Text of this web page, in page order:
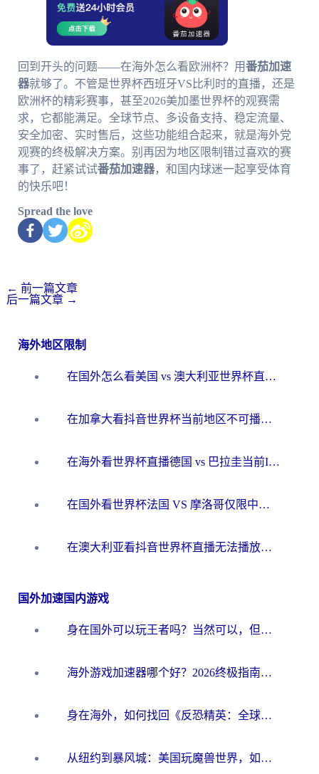
回到开头的问题——在海外怎么看欧洲杯？用番茄加速
器就够了。不管是世界杯西班牙VS比利时的直播，还是
欧洲杯的精彩赛事，甚至2026美加墨世界杯的观赛需
求，它都能满足。全球节点、多设备支持、稳定流量、
安全加密、实时售后，这些功能组合起来，就是海外党
观赛的终极解决方案。别再因为地区限制错过喜欢的赛
事了，赶紧试试番茄加速器，和国内球迷一起享受体育
的快乐吧！
Spread the love
← 前一篇文章
后一篇文章 →
海外地区限制
在国外怎么看美国 vs 澳大利亚世界杯直播？海外党必藏的中文解说观赛指南
在加拿大看抖音世界杯当前地区不可播放？海外党体育观赛终极指南
在海外看世界杯直播德国 vs 巴拉圭当前IP受限制？这篇指南帮你轻松解决地区限制
在国外看世界杯法国 VS 摩洛哥仅限中国大陆？别让地域限制拦下你的欢呼
在澳大利亚看抖音世界杯直播无法播放？海外党体育观赛终极指南来了！
国外加速国内游戏
身在国外可以玩王者吗？当然可以，但你需要这份“加速”指南
海外游戏加速器哪个好？2026终极指南帮你畅玩国服+解决卡顿难题
身在海外，如何找回《反恐精英：全球攻势》国服的丝滑手感？一份给你的终极指南
从纽约到暴风城：美国玩魔兽世界，如何找到你的最佳网络航线